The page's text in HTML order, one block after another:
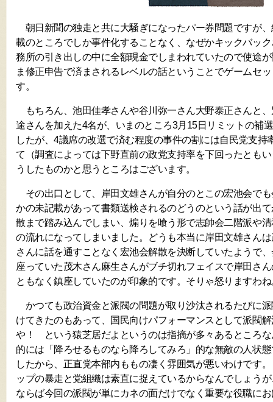
朝日新聞の独走と共に大騒ぎになったパー券問題ですが
載のところでしか事件化することなく、なぜかキックバッ
務所の引き出しの中に全額現金でしまわれていたので使途
ま修正申告で済まされるレベルの話ということでゲームセ
す。
もちろん、池田佳孝さんや谷川弥一さん大野泰正さんと
途さんを加えた4名が、いまのところ3月15日リミットの補
したが、4議席の改選で済む程度の事件の割には自民党支持
て（調査によっては下野直前の政党支持率を下回ったとも
うしたものかと思うところはございます。
その出口として、岸田文雄さんが自分のとこの宏池会で
かの未記載があって書類送検されるのどうのという話が出
散まで踏み込んでしまい、煽りを喰う形で志帥会二階派や
の流れになってしまいました。どうも本当に岸田文雄さん
さんに話を通すことなく宏池会解散を決断していたようで
座っていた茂木さん麻生さんがブチ切れフェイスで岸田さ
ともなく鎮座していたのが印象的です。そりゃ怒りますわね
かつても政治資金と派閥の問題が取り沙汰されるたびに
けてきたのもあって、国民向けパフォーマンスとして派閥
や！ という猿芝居だよというのは指摘が多々あるところ
的には「降ろせるものなら降ろしてみろ」的な無敵の人状
したから、正直党本部内ももの凄く雰囲気が悪いわけです
ップの暴走と党組織は素直に捉えているからなんでしょう
ならば今回の派閥が単にカネの面だけでなく重要な役職に